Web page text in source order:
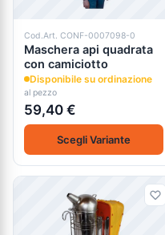
Cod.Art. CONF-0007098-0
Maschera api quadrata
con camiciotto
Disponibile su ordinazione
al pezzo
59,40 €
Scegli Variante